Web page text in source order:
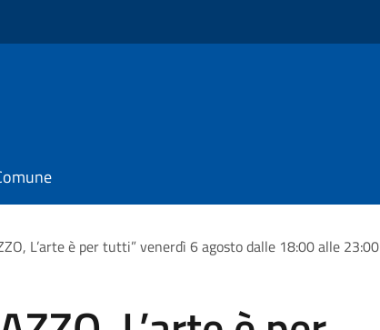
L’arte è per tutti” venerdì 6 agosto dalle 18:00 alle 23:00